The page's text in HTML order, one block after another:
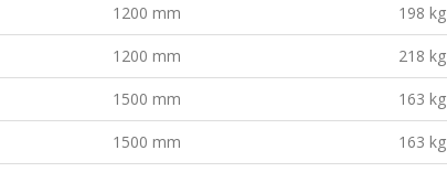
1200 mm 198 kg
1200 mm 218 kg
1500 mm 163 kg
1500 mm 163 kg